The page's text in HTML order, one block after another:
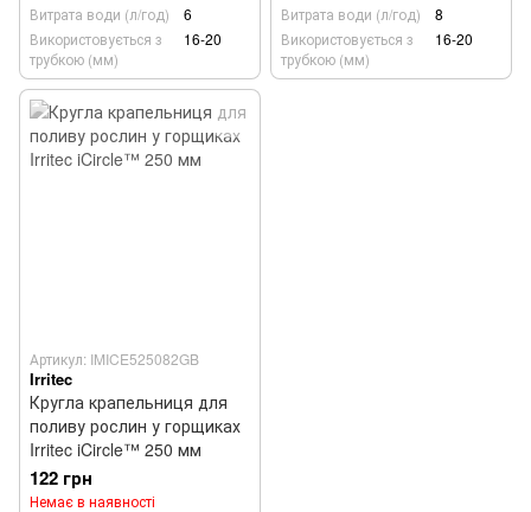
Витрата води (л/год)
6
Використовується з
трубкою (мм)
16-20
Витрата води (л/год)
8
Використовується з
трубкою (мм)
16-20
Артикул: IMICE525082GB
Irritec
Кругла крапельниця для
поливу рослин у горщиках
Irritec iCircle™ 250 мм
122 грн
Немає в наявності